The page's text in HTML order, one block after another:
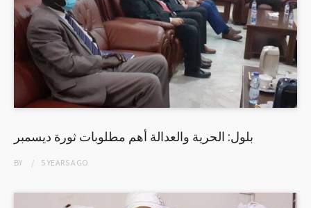
بلول: الحرية والعدالة أهم مطلوبات ثورة ديسمبر
BY 5 YEARSAGO